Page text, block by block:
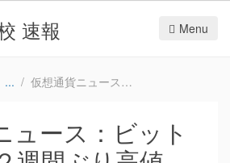
速報 Menu
仮想通貨ニュース：ビットコインが２週間ぶり高値、リスクオンムードが再燃 – ブルームバーグ
ュース：ビット